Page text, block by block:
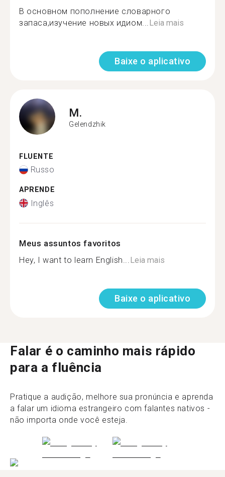
В основном пополнение словарного
запаса,изучение новых идиом... Leia mais
Baixe o aplicativo
M.
Gelendzhik
FLUENTE
Russo
APRENDE
Inglês
Meus assuntos favoritos
Hey, I want to learn English... Leia mais
Baixe o aplicativo
Falar é o caminho mais rápido
para a fluência
Pratique a audição, melhore sua pronúncia e aprenda
a falar um idioma estrangeiro com falantes nativos -
não importa onde você esteja.